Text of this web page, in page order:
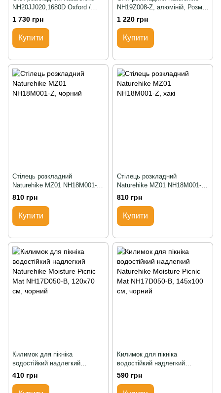
NH20JJ020,1680D Oxford /
алюміній, Розмір L, чорний
1 730 грн
Купити
NH19Z008-Z, алюміній, Розмір
S, сірий
1 220 грн
Купити
Стілець розкладний
Naturehike MZ01 NH18M001-Z,
чорний
810 грн
Купити
Стілець розкладний
Naturehike MZ01 NH18M001-Z,
хакі
810 грн
Купити
Килимок для пікніка
водостійкий надлегкий
Naturehike Moisture Picnic Mat
NH17D050-B, 120x70 см,
чорний
410 грн
Килимок для пікніка
водостійкий надлегкий
Naturehike Moisture Picnic Mat
NH17D050-B, 145x100 см,
чорний
590 грн